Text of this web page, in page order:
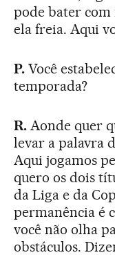
pode bater com
ela freia. Aqui
P.Você
temporada?
R.Aonde quer
levar a palavra
Aqui jogamos
quero os dois
da Liga e da
permanência é
você não olha
obstáculos.